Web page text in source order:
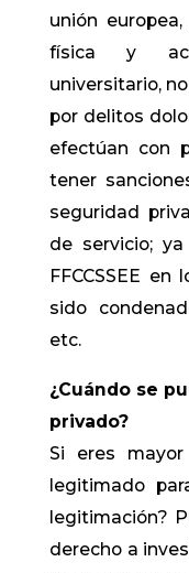
unión
física y
universitario,
por delitos
efectúan con
tener
seguridad
de servicio;
FFCCSSEE
sido
etc.
¿Cuándo se
privado?
Si eres
legitimado
legitimación?
derecho a